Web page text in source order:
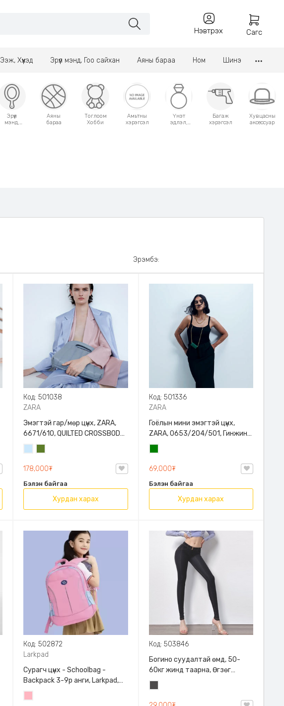
Нэвтрэх Сагс
Ээж, Хүүхэд Эрүүл мэнд, Гоо сайхан Аяны бараа Ном Шинэ
Эрүүл
мэнд,
Аяны
бараа
Тоглоом
Хобби
Амьтны
хэрэгсэл
Үнэт
эдлэл,
Багаж
хэрэгсэл
Хувцасны
аксессуар
Эрэмбэ:
Код: 501038
ZARA
Эмэгтэй гар/мөр цүнх, ZARA,
6671/610, QUILTED CROSSBODY
BAG WITH HANDLE
178,000₮
Бэлэн байгаа
Хурдан харах
Код: 501336
ZARA
Гоёлын мини эмэгтэй цүнх,
ZARA, 0653/204/501, Гинжин
оосортой, Дотроо тольтой
69,000₮
Бэлэн байгаа
Хурдан харах
Код: 502872
Larkpad
Сурагч цүнх - Schoolbag -
Backpack 3-9р анги, Larkpad,
9009-10128, Цацруулагчтай,
Олон тасалгаатай
Код: 503846
Богино суудалтай өмд, 50-
60кг жинд таарна, Өгзөг
өргөгчтэй